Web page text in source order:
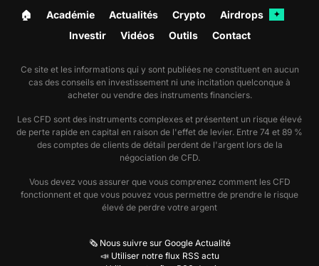
🏠︎ Académie Actualités Crypto Airdrops ✦
Investir Vidéos Outils Contact
Ce site et les informations qui y sont publiées ne constituent en aucun
cas des conseils en investissement ni une incitation quelconque à
acheter ou vendre des instruments financiers.
Les CFD sont des instruments complexes et présentent un risque élevé
de perte rapide en capital en raison de l'effet de levier. Entre 74 et 89 %
des comptes de clients de détail perdent de l'argent lors de la
négociation de CFD.
Vous devez vous assurer que vous comprenez comment les CFD
fonctionnent et que vous pouvez vous permettre de prendre le risque
élevé de perdre votre argent
🗞️ Nous suivre sur Google Actualité
📣 Utiliser notre flux RSS actu